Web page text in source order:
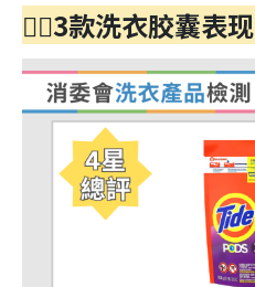
👇🏻3款洗衣胶囊表现